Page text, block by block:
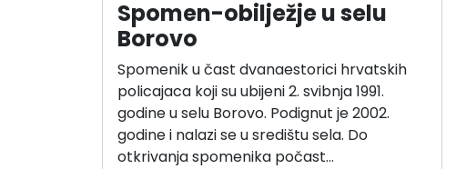
Spomen-obilježje u selu
Borovo
Spomenik u čast dvanaestorici hrvatskih
policajaca koji su ubijeni 2. svibnja 1991.
godine u selu Borovo. Podignut je 2002.
godine i nalazi se u središtu sela. Do
otkrivanja spomenika počast…